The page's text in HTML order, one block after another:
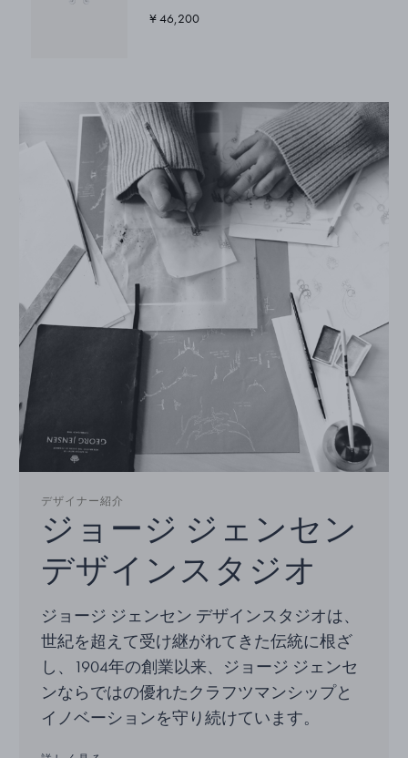
¥ 46,200
デザイナー紹介
ジョージ ジェンセン
デザインスタジオ
ジョージ ジェンセン デザインスタジオは、
世紀を超えて受け継がれてきた伝統に根ざ
し、1904年の創業以来、ジョージ ジェンセ
ンならではの優れたクラフツマンシップと
イノベーションを守り続けています。